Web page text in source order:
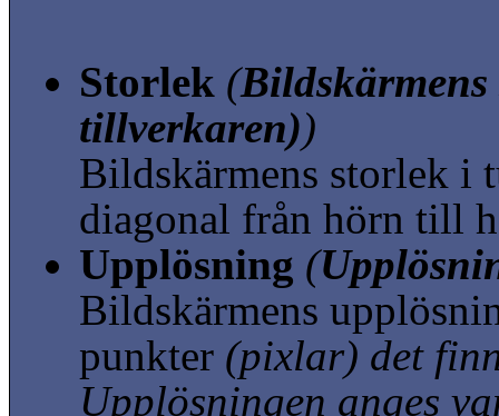
Storlek (
tillverkaren))
Bildskärmens storlek i
diagonal från hörn till
Upplösning (
Bildskärmens
punkter (pixlar) det
Upplösningen anges